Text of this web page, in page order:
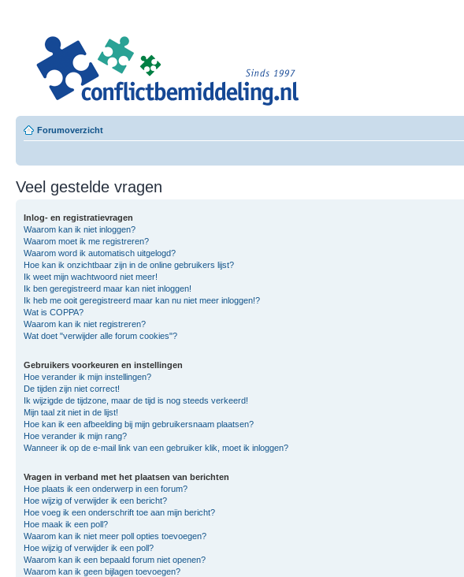
Forumoverzicht
Veel gestelde vragen
Inlog- en registratievragen
Waarom kan ik niet inloggen?
Waarom moet ik me registreren?
Waarom word ik automatisch uitgelogd?
Hoe kan ik onzichtbaar zijn in de online gebruikers lijst?
Ik weet mijn wachtwoord niet meer!
Ik ben geregistreerd maar kan niet inloggen!
Ik heb me ooit geregistreerd maar kan nu niet meer inloggen!?
Wat is COPPA?
Waarom kan ik niet registreren?
Wat doet "verwijder alle forum cookies"?
Gebruikers voorkeuren en instellingen
Hoe verander ik mijn instellingen?
De tijden zijn niet correct!
Ik wijzigde de tijdzone, maar de tijd is nog steeds verkeerd!
Mijn taal zit niet in de lijst!
Hoe kan ik een afbeelding bij mijn gebruikersnaam plaatsen?
Hoe verander ik mijn rang?
Wanneer ik op de e-mail link van een gebruiker klik, moet ik inloggen?
Vragen in verband met het plaatsen van berichten
Hoe plaats ik een onderwerp in een forum?
Hoe wijzig of verwijder ik een bericht?
Hoe voeg ik een onderschrift toe aan mijn bericht?
Hoe maak ik een poll?
Waarom kan ik niet meer poll opties toevoegen?
Hoe wijzig of verwijder ik een poll?
Waarom kan ik een bepaald forum niet openen?
Waarom kan ik geen bijlagen toevoegen?